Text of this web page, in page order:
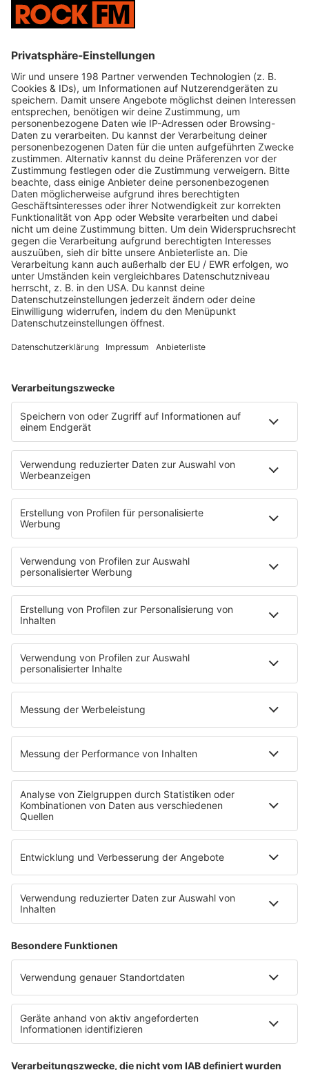
ROCK FMhört ihr imWeb-Stream, über
unsereApp, überDAB+und natürlich klassisch über
UKW.Klickt hier für genaue Informationen ...
Nachrichten aus Mannheim,
Heidelberg, Heilbronn und der
Region
Immer fünf Minuten früher - auf den Punkt
informiert!Regionale Nachrichtenhört ihr morgens
zwischen 5:55 und 8:55 Uhr halbstündlich fürRhein-
Neckar. Ab 9:55 Uhr gibt es stündlich
kompakteNachrichten,WetterundVerkehr
HOME
SERVICE
Kontakt
Newsletter
Über ROCK FM
Jobs & Praktika
Pressekontakt
Presse & Downloads
Verkehr
Wetter
EMPFANG
Übersicht
ROCK FM App
Partner
radio.de
Phonostar
REGENBOGEN 2
WERBUNG
Leistungen und Produkte
Mediadaten und Preisliste
Ansprechpartner
RECHTLICHES
Impressum
Datenschutzeinstellungen
Datenverarbeitung bei Gewinnspielen
Teilnahmebedingungen
Gewinnspielregeln Social Media
KI-Leitlinie
KI-Leitlinie